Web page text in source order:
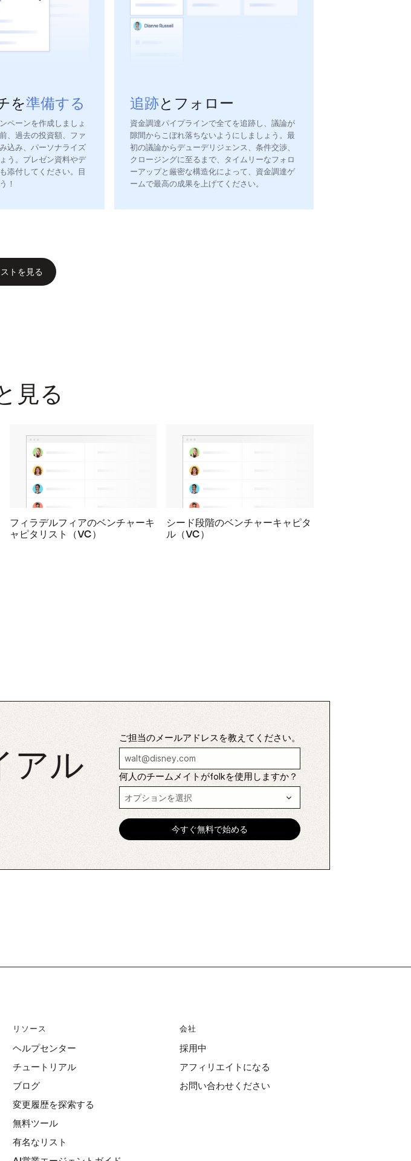
を準備する
ペーンを作成しましょ
、過去の投資額、ファ
込み、パーソナライズ
う。プレゼン資料やデ
添付してください。目
！
追跡とフォロー
資金調達パイプラインで全てを追跡し、議論が
隙間からこぼれ落ちないようにしましょう。最
初の議論からデューデリジェンス、条件交渉、
クロージングに至るまで、タイムリーなフォロ
ーアップと厳密な構造化によって、資金調達ゲ
ームで最高の成果を上げてください。
トを見る
見る
フィラデルフィアのベンチャーキ
ャピタリスト（VC）
シード段階のベンチャーキャピタ
ル（VC）
アル
ご担当のメールアドレスを教えてください。
何人のチームメイトがfolkを使用しますか？
リソース
ヘルプセンター
チュートリアル
ブログ
変更履歴を探索する
無料ツール
有名なリスト
会社
採用中
アフィリエイトになる
お問い合わせください